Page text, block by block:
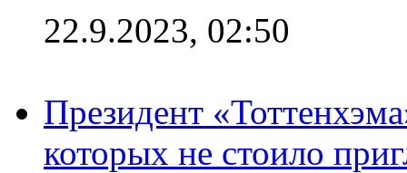
22.9.2023, 02:50
Президент
которых не стоило